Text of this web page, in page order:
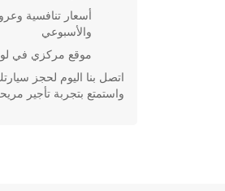
أسعار تنافسية
والأسبوعي
موقع مركزي في
اتصل بنا اليوم لحجز
واستمتع بتجربة تأجير